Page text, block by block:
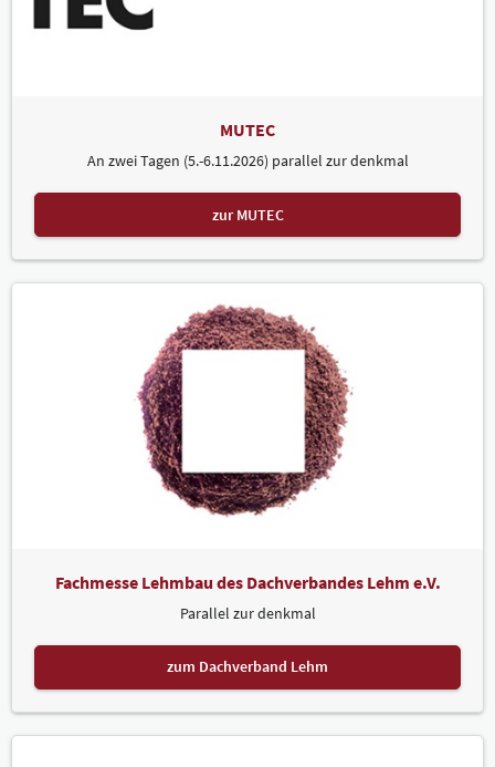
MUTEC
An zwei Tagen (5.-6.11.2026) parallel zur denkmal
zur MUTEC
Fachmesse Lehmbau des Dachverbandes Lehm e.V.
Parallel zur denkmal
zum Dachverband Lehm